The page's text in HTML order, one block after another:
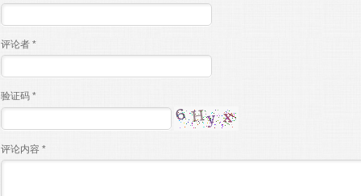
评论者 *
验证码 *
评论内容 *